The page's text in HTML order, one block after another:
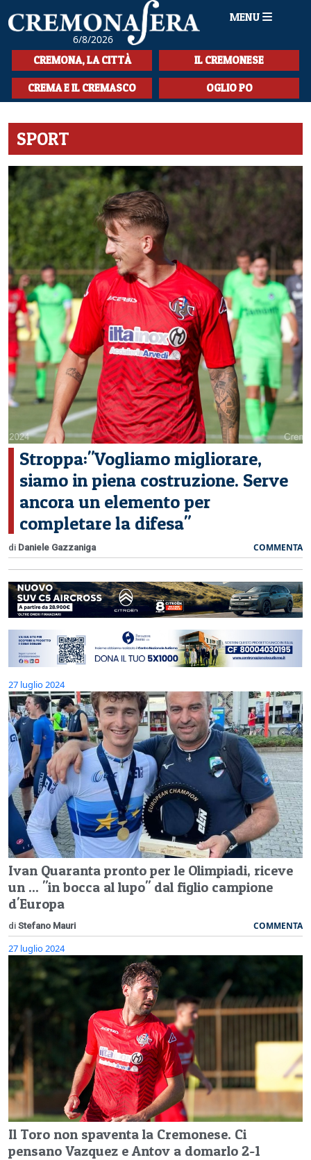
6/8/2026
MENU
HOME
CRONACA
LA MUSICA
CULTURA
LA STORIA
SPETTACOLI
L'EDITORIALE
SEZIONI
CERCA
CREMONA, LA CITTÀ IL CREMONESE
CREMA E IL CREMASCO OGLIO PO
SPORT
Stroppa:"Vogliamo migliorare,
siamo in piena costruzione. Serve
ancora un elemento per
completare la difesa"
di Daniele Gazzaniga COMMENTA
27 luglio 2024
Ivan Quaranta pronto per le Olimpiadi, riceve
un ... "in bocca al lupo" dal figlio campione
d'Europa
di Stefano Mauri COMMENTA
27 luglio 2024
Il Toro non spaventa la Cremonese. Ci
pensano Vazquez e Antov a domarlo 2-1